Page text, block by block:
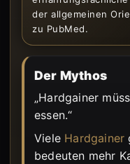
der allgemeinen
zu PubMed.
Der Mythos
„Hardgainer
essen.“
Viele Hardgainer
bedeuten mehr